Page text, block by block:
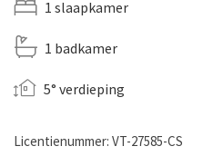
1 slaapkamer
1 badkamer
5° verdieping
Licentienummer: VT-27585-CS